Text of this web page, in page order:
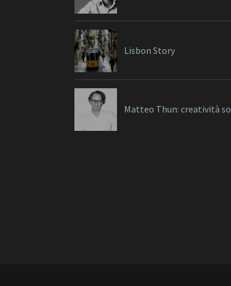
Lisbon Story
Matteo Thun: creatività